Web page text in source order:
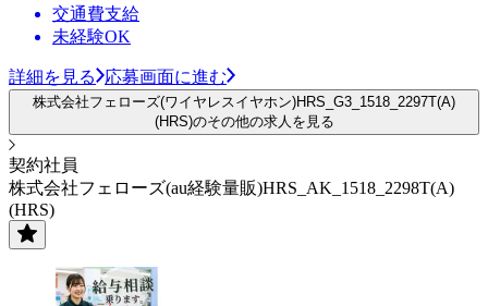
交通費支給
未経験OK
詳細を見る 応募画面に進む
株式会社フェローズ(ワイヤレスイヤホン)HRS_G3_1518_2297T(A)
(HRS)のその他の求人を見る
契約社員
株式会社フェローズ(au経験量販)HRS_AK_1518_2298T(A)
(HRS)